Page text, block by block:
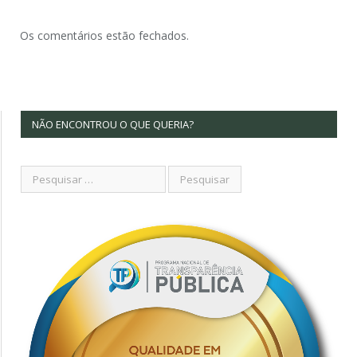
Os comentários estão fechados.
NÃO ENCONTROU O QUE QUERIA?